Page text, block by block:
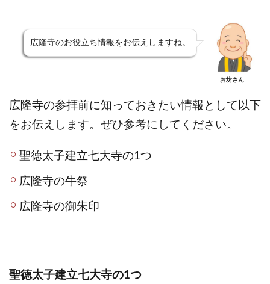
広隆寺のお役立ち情報をお伝えしますね。
お坊さん
広隆寺の参拝前に知っておきたい情報として以下
をお伝えします。ぜひ参考にしてください。
聖徳太子建立七大寺の1つ
広隆寺の牛祭
広隆寺の御朱印
聖徳太子建立七大寺の1つ